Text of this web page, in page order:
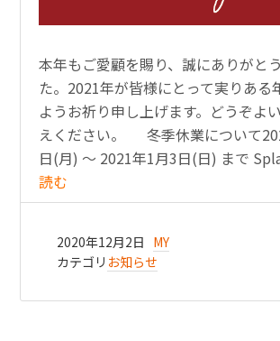
本年もご愛顧を賜り、誠にありがと
た。2021年が皆様にとって実りある
ようお祈り申し上げます。どうぞよ
えください。 冬季休業について
日(月) 〜 2021年1月3日(日) まで
読む
2020年12月2日 MY
カテゴリ お知らせ